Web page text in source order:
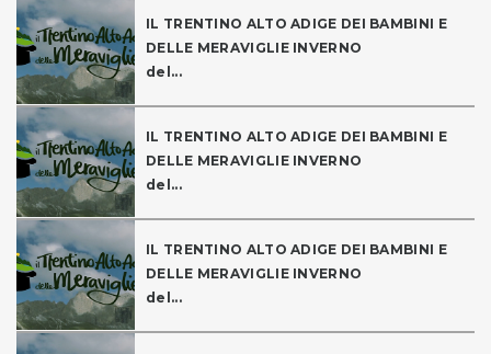
IL TRENTINO ALTO ADIGE DEI BAMBINI E
DELLE MERAVIGLIE INVERNO
del...
IL TRENTINO ALTO ADIGE DEI BAMBINI E
DELLE MERAVIGLIE INVERNO
del...
IL TRENTINO ALTO ADIGE DEI BAMBINI E
DELLE MERAVIGLIE INVERNO
del...